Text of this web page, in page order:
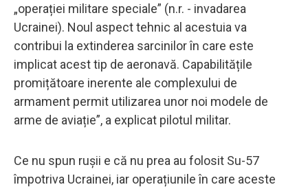
„operației militare speciale” (n.r. - invadarea
Ucrainei). Noul aspect tehnic al acestuia va
contribui la extinderea sarcinilor în care este
implicat acest tip de aeronavă. Capabilitățile
promițătoare inerente ale complexului de
armament permit utilizarea unor noi modele de
arme de aviație”, a explicat pilotul militar.
Ce nu spun rușii e că nu prea au folosit Su-57
împotriva Ucrainei, iar operațiunile în care aceste